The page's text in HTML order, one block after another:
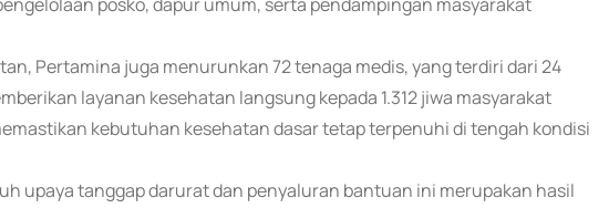
Pertamina juga menurunkan 72 tenaga medis, yang terdiri dari 24
layanan kesehatan langsung kepada 1.312 jiwa masyarakat
kebutuhan kesehatan dasar tetap terpenuhi di tengah kondisi
upaya tanggap darurat dan penyaluran bantuan ini merupakan hasil